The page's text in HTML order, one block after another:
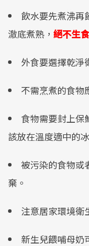
飲水要先煮沸再
澈底煮熟， 絕不生食
外食要選擇乾淨
不需烹煮的食物
食物需要封上保
該放在溫度適中的
被污染的食物或
棄。
注意居家環境衛
新生兒餵哺母奶